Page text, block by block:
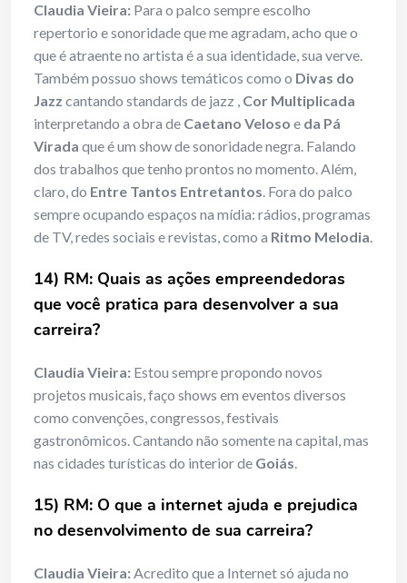
Claudia Vieira: Para o palco sempre escolho
repertorio e sonoridade que me agradam, acho que o
que é atraente no artista é a sua identidade, sua verve.
Também possuo shows temáticos como o Divas do
Jazz cantando standards de jazz , Cor Multiplicada
interpretando a obra de Caetano Veloso e da Pá
Virada que é um show de sonoridade negra. Falando
dos trabalhos que tenho prontos no momento. Além,
claro, do Entre Tantos Entretantos. Fora do palco
sempre ocupando espaços na mídia: rádios, programas
de TV, redes sociais e revistas, como a Ritmo Melodia.
14) RM: Quais as ações empreendedoras
que você pratica para desenvolver a sua
carreira?
Claudia Vieira: Estou sempre propondo novos
projetos musicais, faço shows em eventos diversos
como convenções, congressos, festivais
gastronômicos. Cantando não somente na capital, mas
nas cidades turísticas do interior de Goiás.
15) RM: O que a internet ajuda e prejudica
no desenvolvimento de sua carreira?
Claudia Vieira:Acredito que a Internet só ajuda no